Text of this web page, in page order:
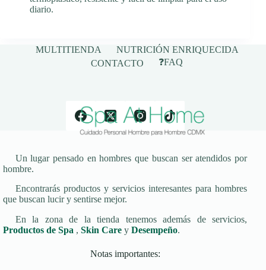
diario.
MULTITIENDA
NUTRICIÓN ENRIQUECIDA
CONTACTO
❓FAQ
Un lugar pensado en hombres que buscan ser atendidos por
hombre.
Encontrarás productos y servicios interesantes para hombres
que buscan lucir y sentirse mejor.
En la zona de la tienda tenemos además de servicios,
Productos de Spa , Skin Care y Desempeño.
Notas importantes: